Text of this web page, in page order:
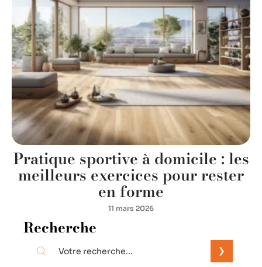
Pratique sportive à domicile : les
meilleurs exercices pour rester
en forme
11 mars 2026
Recherche